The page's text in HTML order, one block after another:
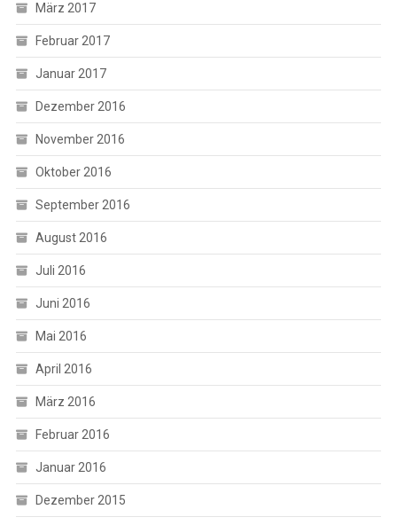
März 2017
Februar 2017
Januar 2017
Dezember 2016
November 2016
Oktober 2016
September 2016
August 2016
Juli 2016
Juni 2016
Mai 2016
April 2016
März 2016
Februar 2016
Januar 2016
Dezember 2015